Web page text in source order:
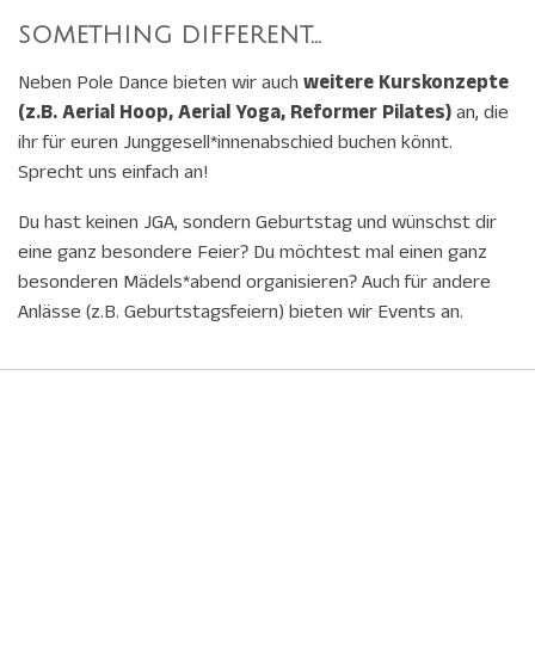
SOMETHING DIFFERENT...
Neben Pole Dance bieten wir auchweitere Kurskonzepte
(z.B. Aerial Hoop, Aerial Yoga, Reformer Pilates)an, die
ihr für euren Junggesell*innenabschied buchen könnt.
Sprecht uns einfach an!
Du hast keinen JGA, sondern Geburtstag und wünschst dir
eine ganz besondere Feier? Du möchtest mal einen ganz
besonderen Mädels*abend organisieren? Auch für andere
Anlässe (z.B. Geburtstagsfeiern) bieten wir Events an.